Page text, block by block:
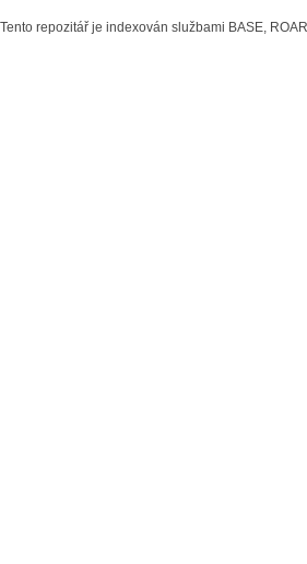
Tento repozitář je indexován službami BASE,